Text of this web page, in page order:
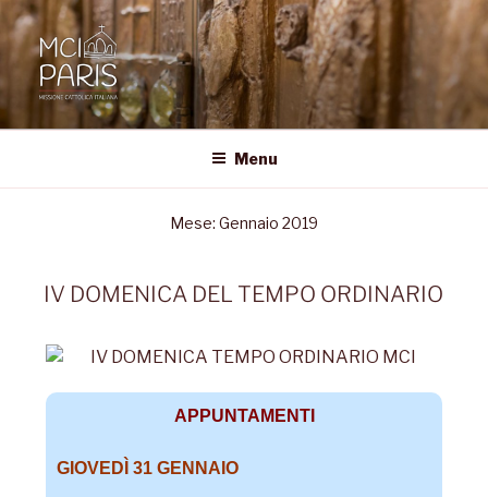
MCI • PARIS
Missione Cattolica Italiana Parigi
Menu
Mese: Gennaio 2019
IV DOMENICA DEL TEMPO ORDINARIO
APPUNTAMENTI
GIOVEDÌ 31 GENNAIO